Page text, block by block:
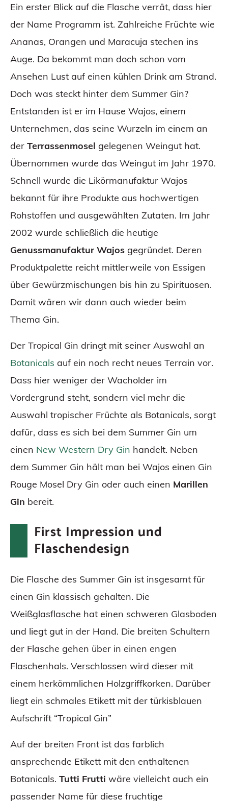
Ein erster Blick auf die Flasche verrät, dass hier
der Name Programm ist. Zahlreiche Früchte wie
Ananas, Orangen und Maracuja stechen ins
Auge. Da bekommt man doch schon vom
Ansehen Lust auf einen kühlen Drink am Strand.
Doch was steckt hinter dem Summer Gin?
Entstanden ist er im Hause Wajos, einem
Unternehmen, das seine Wurzeln im einem an
der Terrassenmosel gelegenen Weingut hat.
Übernommen wurde das Weingut im Jahr 1970.
Schnell wurde die Likörmanufaktur Wajos
bekannt für ihre Produkte aus hochwertigen
Rohstoffen und ausgewählten Zutaten. Im Jahr
2002 wurde schließlich die heutige
Genussmanufaktur Wajos gegründet. Deren
Produktpalette reicht mittlerweile von Essigen
über Gewürzmischungen bis hin zu Spirituosen.
Damit wären wir dann auch wieder beim
Thema Gin.
Der Tropical Gin dringt mit seiner Auswahl an
Botanicals auf ein noch recht neues Terrain vor.
Dass hier weniger der Wacholder im
Vordergrund steht, sondern viel mehr die
Auswahl tropischer Früchte als Botanicals, sorgt
dafür, dass es sich bei dem Summer Gin um
einen New Western Dry Gin handelt. Neben
dem Summer Gin hält man bei Wajos einen Gin
Rouge Mosel Dry Gin oder auch einen Marillen
Gin bereit.
First Impression und
Flaschendesign
Die Flasche des Summer Gin ist insgesamt für
einen Gin klassisch gehalten. Die
Weißglasflasche hat einen schweren Glasboden
und liegt gut in der Hand. Die breiten Schultern
der Flasche gehen über in einen engen
Flaschenhals. Verschlossen wird dieser mit
einem herkömmlichen Holzgriffkorken. Darüber
liegt ein schmales Etikett mit der türkisblauen
Aufschrift “Tropical Gin”
Auf der breiten Front ist das farblich
ansprechende Etikett mit den enthaltenen
Botanicals. Tutti Frutti wäre vielleicht auch ein
passender Name für diese fruchtige